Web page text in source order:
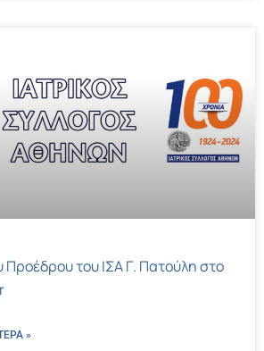
Προέδρου του ΙΣΑ Γ. Πατούλη στο
»